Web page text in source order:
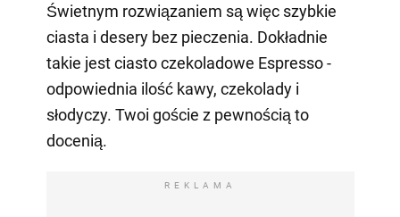
Świetnym rozwiązaniem są więc szybkie
ciasta i desery bez pieczenia. Dokładnie
takie jest ciasto czekoladowe Espresso -
odpowiednia ilość kawy, czekolady i
słodyczy. Twoi goście z pewnością to
docenią.
REKLAMA